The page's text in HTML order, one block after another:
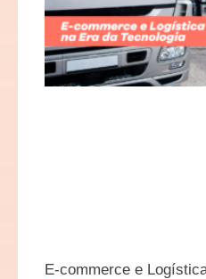
E-commerce e